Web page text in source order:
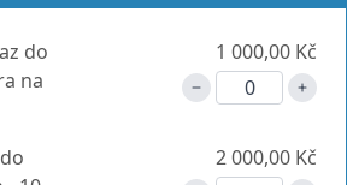
do
na
1 000,00 Kč
2 000,00 Kč